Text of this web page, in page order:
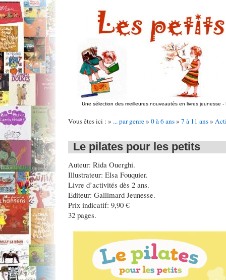
Une sélection des meilleures nouveautés en livres jeunesse -
Vous êtes ici : » ... par genre» 0 à 6 ans» 7 à 11 ans»
Le pilates pour les petits
Auteur: Rida Ouerghi.
Illustrateur: Elsa Fouquier.
Livre d’activités dès 2 ans.
Editeur: Gallimard Jeunesse.
Prix indicatif: 9,90 €
32 pages.